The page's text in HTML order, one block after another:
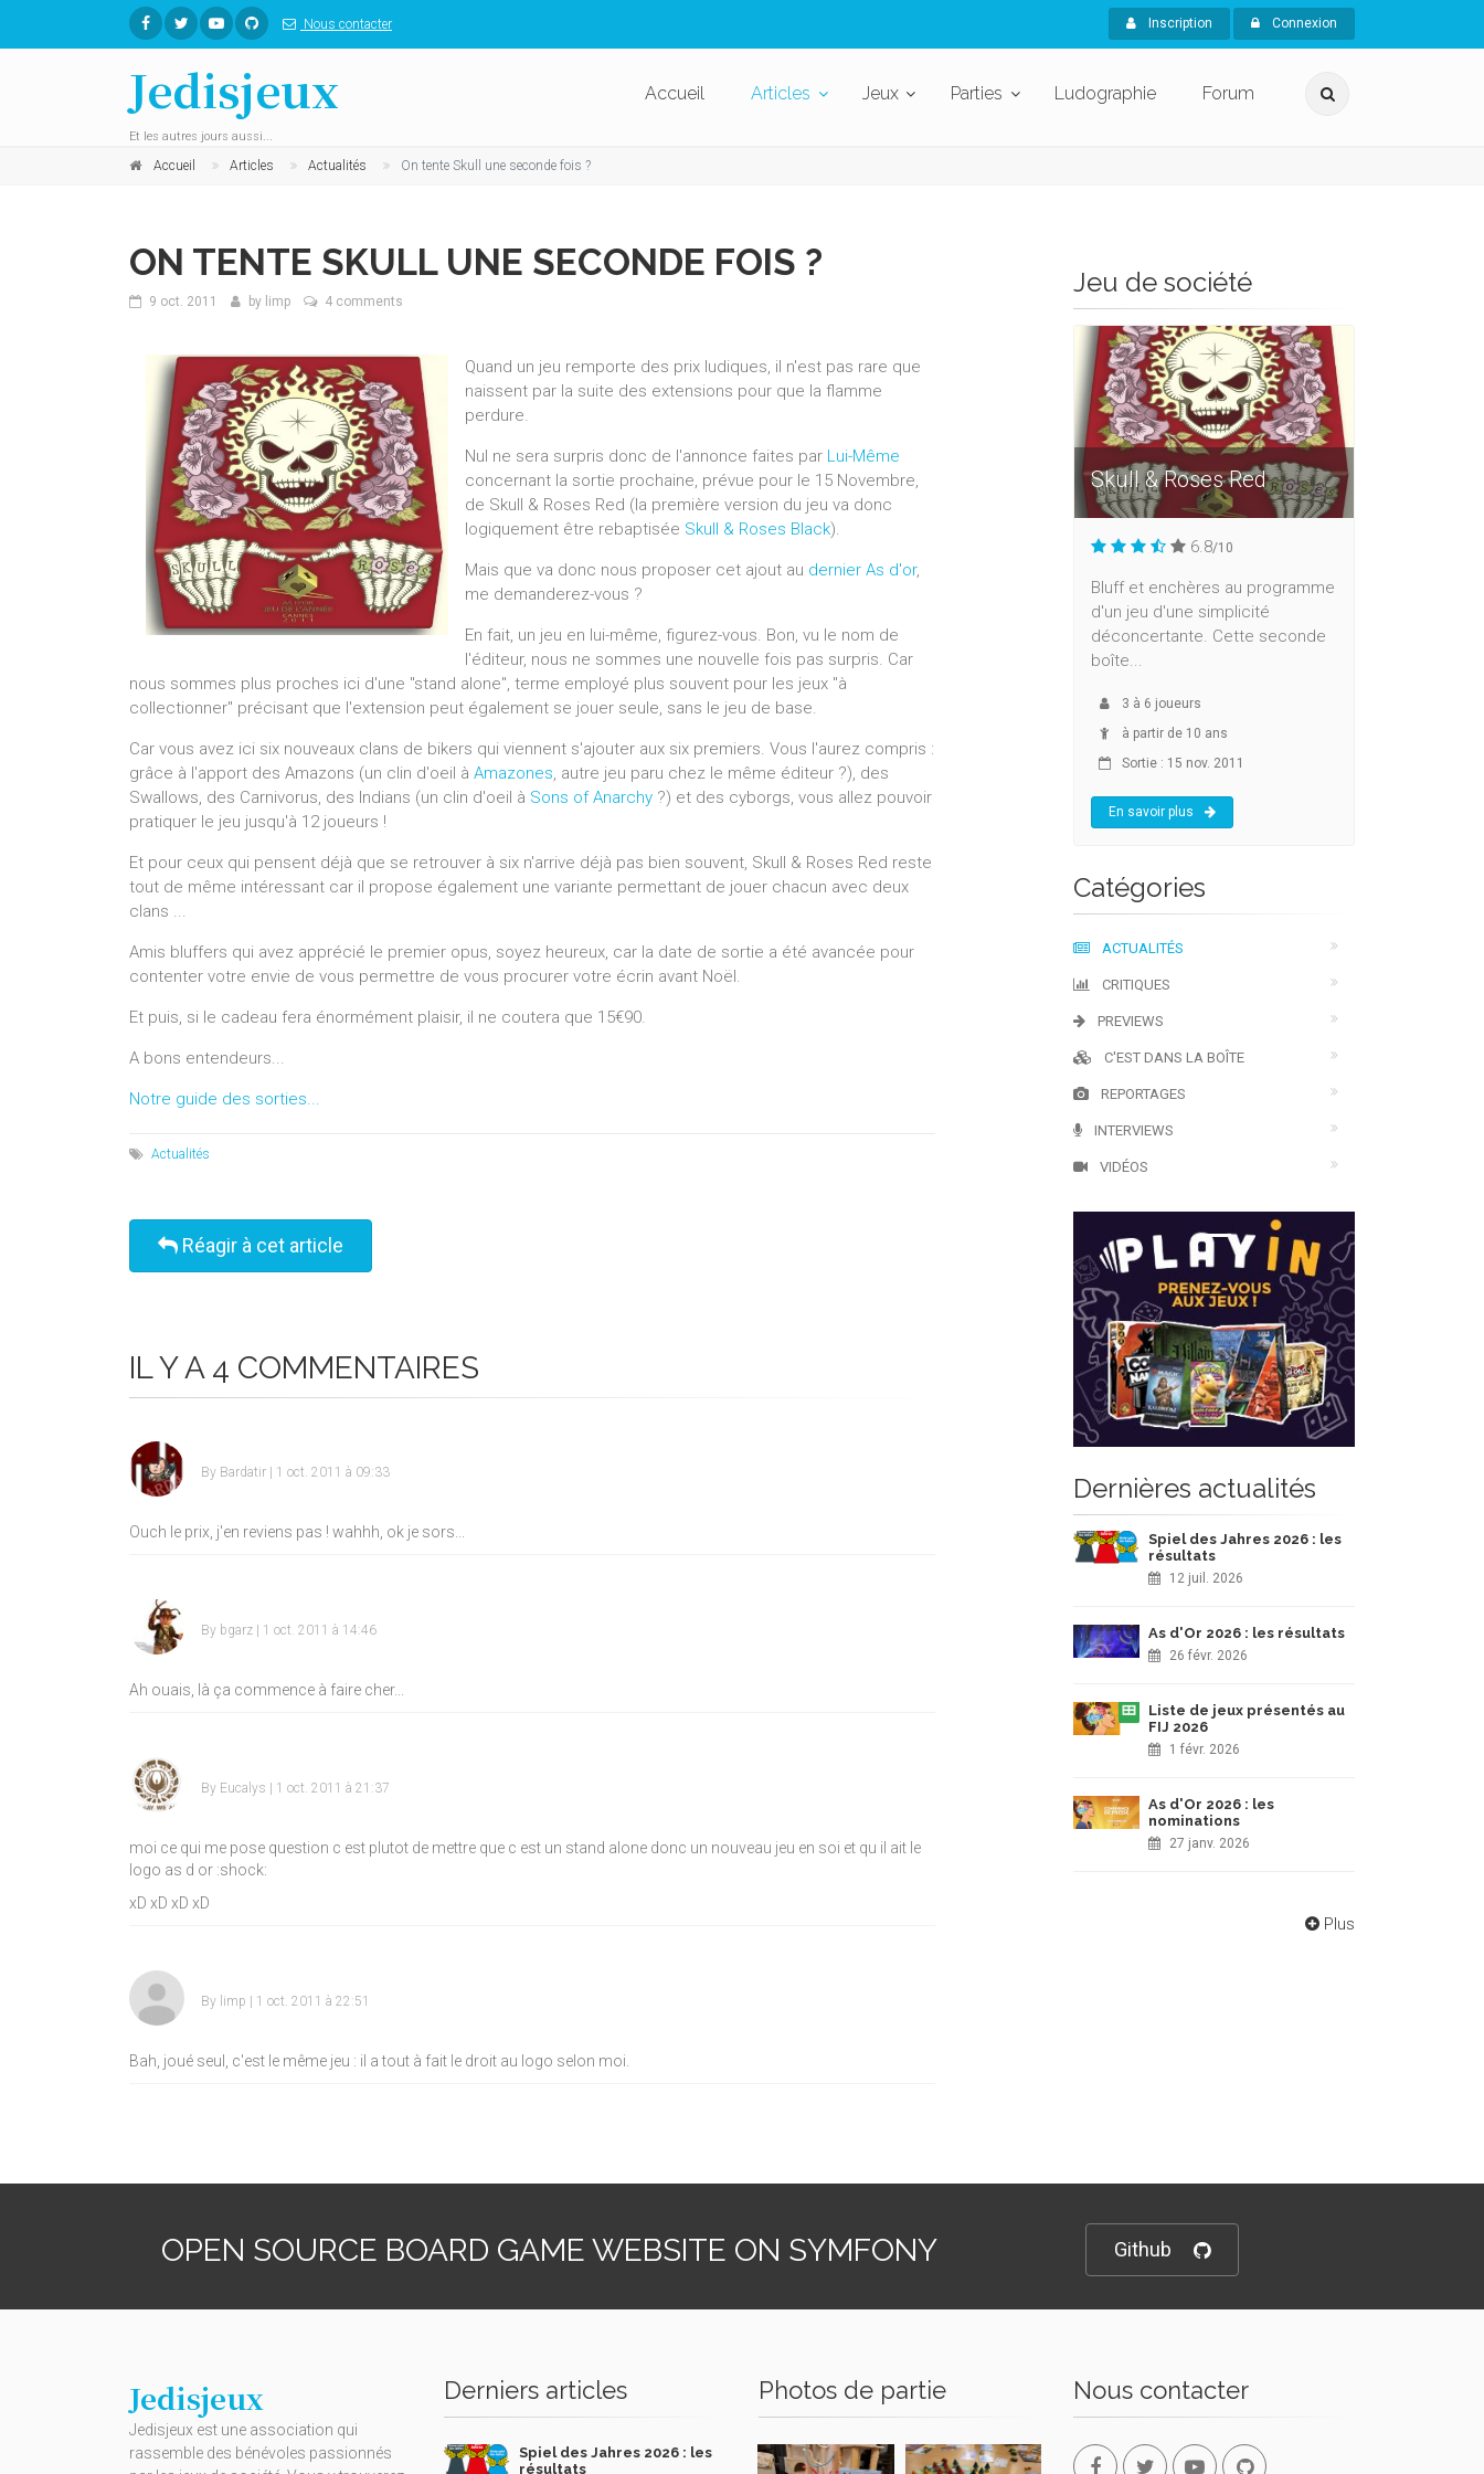
Nous contacter Inscription Connexion
Jedisjeux
Et les autres jours aussi...
Accueil Articles Jeux Parties Ludographie Forum
Accueil Articles Actualités On tente Skull une seconde fois ?
ON TENTE SKULL UNE SECONDE FOIS ?
9 oct. 2011 by limp 4 comments
Quand un jeu remporte des prix ludiques, il n'est pas rare que
naissent par la suite des extensions pour que la flamme
perdure.
Nul ne sera surpris donc de l'annonce faites par Lui-Même
concernant la sortie prochaine, prévue pour le 15 Novembre,
de Skull & Roses Red (la première version du jeu va donc
logiquement être rebaptisée Skull & Roses Black).
Mais que va donc nous proposer cet ajout au dernier As d'or,
me demanderez-vous ?
En fait, un jeu en lui-même, figurez-vous. Bon, vu le nom de
l'éditeur, nous ne sommes une nouvelle fois pas surpris. Car
nous sommes plus proches ici d'une "stand alone", terme employé plus souvent pour les jeux "à
collectionner" précisant que l'extension peut également se jouer seule, sans le jeu de base.
Car vous avez ici six nouveaux clans de bikers qui viennent s'ajouter aux six premiers. Vous l'aurez compris :
grâce à l'apport des Amazons (un clin d'oeil à Amazones, autre jeu paru chez le même éditeur ?), des
Swallows, des Carnivorus, des Indians (un clin d'oeil à Sons of Anarchy ?) et des cyborgs, vous allez pouvoir
pratiquer le jeu jusqu'à 12 joueurs !
Et pour ceux qui pensent déjà que se retrouver à six n'arrive déjà pas bien souvent, Skull & Roses Red reste
tout de même intéressant car il propose également une variante permettant de jouer chacun avec deux
clans ...
Amis bluffers qui avez apprécié le premier opus, soyez heureux, car la date de sortie a été avancée pour
contenter votre envie de vous permettre de vous procurer votre écrin avant Noël.
Et puis, si le cadeau fera énormément plaisir, il ne coutera que 15€90.
A bons entendeurs...
Notre guide des sorties...
Actualités
Réagir à cet article
IL Y A 4 COMMENTAIRES
By Bardatir | 1 oct. 2011 à 09:33
Ouch le prix, j'en reviens pas ! wahhh, ok je sors...
By bgarz | 1 oct. 2011 à 14:46
Ah ouais, là ça commence à faire cher...
By Eucalys | 1 oct. 2011 à 21:37
moi ce qui me pose question c est plutot de mettre que c est un stand alone donc un nouveau jeu en soi et qu il ait le
logo as d or :shock:
xD xD xD xD
By limp | 1 oct. 2011 à 22:51
Bah, joué seul, c'est le même jeu : il a tout à fait le droit au logo selon moi.
Jeu de société
Skull & Roses Red
6.8/10
Bluff et enchères au programme
d'un jeu d'une simplicité
déconcertante. Cette seconde
boîte...
3 à 6 joueurs
à partir de 10 ans
Sortie : 15 nov. 2011
En savoir plus
Catégories
ACTUALITÉS
CRITIQUES
PREVIEWS
C'EST DANS LA BOÎTE
REPORTAGES
INTERVIEWS
VIDÉOS
Dernières actualités
Spiel des Jahres 2026 : les
résultats
12 juil. 2026
As d'Or 2026 : les résultats
26 févr. 2026
Liste de jeux présentés au
FIJ 2026
1 févr. 2026
As d'Or 2026 : les
nominations
27 janv. 2026
Plus
OPEN SOURCE BOARD GAME WEBSITE ON SYMFONY Github
Jedisjeux
Jedisjeux est une association qui
rassemble des bénévoles passionnés
Derniers articles
Spiel des Jahres 2026 : les
résultats
Photos de partie Nous contacter